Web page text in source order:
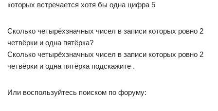
которых встречается хотя бы одна цифра 5
Сколько четырёхзначных чисел в записи которых ровно 2
четвёрки и одна пятёрка?
Сколько четырёхзначных чисел в записи которых ровно 2
четвёрки и одна пятёрка подскажите .
Или воспользуйтесь поиском по форуму: